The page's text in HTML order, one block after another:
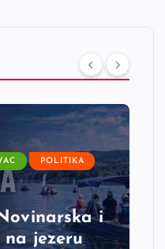
POLITIKA
i
jezeru